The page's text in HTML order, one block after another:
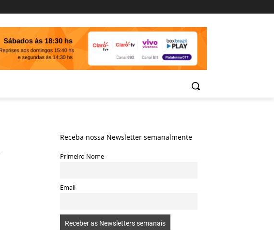
Receba nossa Newsletter semanalmente
Primeiro Nome
Email